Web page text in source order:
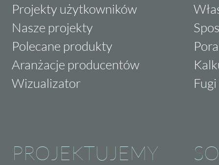
Projekty użytkowników
Nasze projekty
Polecane produkty
Aranżacje producentów
Wizualizator
PROJEKTUJEMY